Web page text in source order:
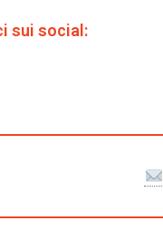
sui social: